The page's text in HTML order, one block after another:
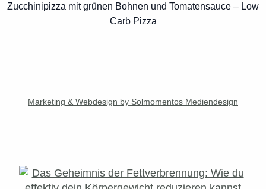
Zucchinipizza mit grünen Bohnen und Tomatensauce – Low
Carb Pizza
Marketing & Webdesign by Solmomentos Mediendesign